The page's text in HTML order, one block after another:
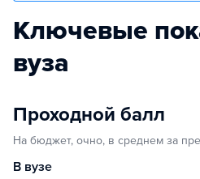
Ключевые
вуза
Проходной балл
На бюджет, очно, в среднем за
В вузе